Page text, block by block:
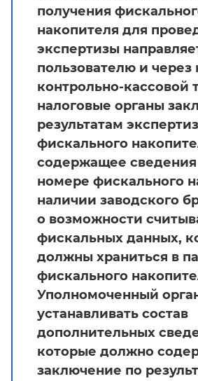
получения
накопителя для
экспертизы
пользователю и через
контрольно-кассовой
налоговые органы
результатам
фискального
содержащее сведения
номере фискального
наличии заводского
о возможности
фискальных данных,
должны храниться в
фискального
Уполномоченный
устанавливать состав
дополнительных
которые должно
заключение по